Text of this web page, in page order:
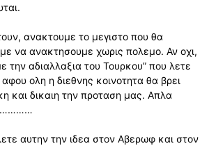
ανακτουμε το μεγιστο που θα
να ανακτησουμε χωρις πολεμο. Αν οχι,
την αδιαλλαξια του Τουρκου” που λετε
αφου ολη η διεθνης κοινοτητα θα βρει
και δικαιη την προταση μας. Απλα
αυτην την ιδεα στον Αβερωφ και στον